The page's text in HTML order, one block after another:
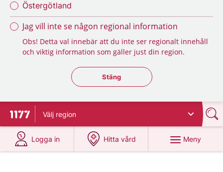
Östergötland
Jag vill inte se någon regional information
Obs! Detta val innebär att du inte ser regionalt innehåll
och viktig information som gäller just din region.
Stäng regionsväljaren
Stäng
Till startsidan för 1177
Välj region
Logga in
på 1177.se
Hitta vård
på 1177.se
Meny